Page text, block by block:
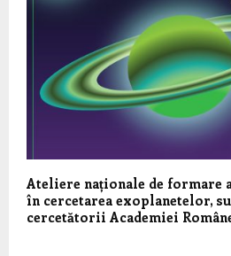
Ateliere naționale de formare
în cercetarea exoplanetelor,
cercetătorii Academiei